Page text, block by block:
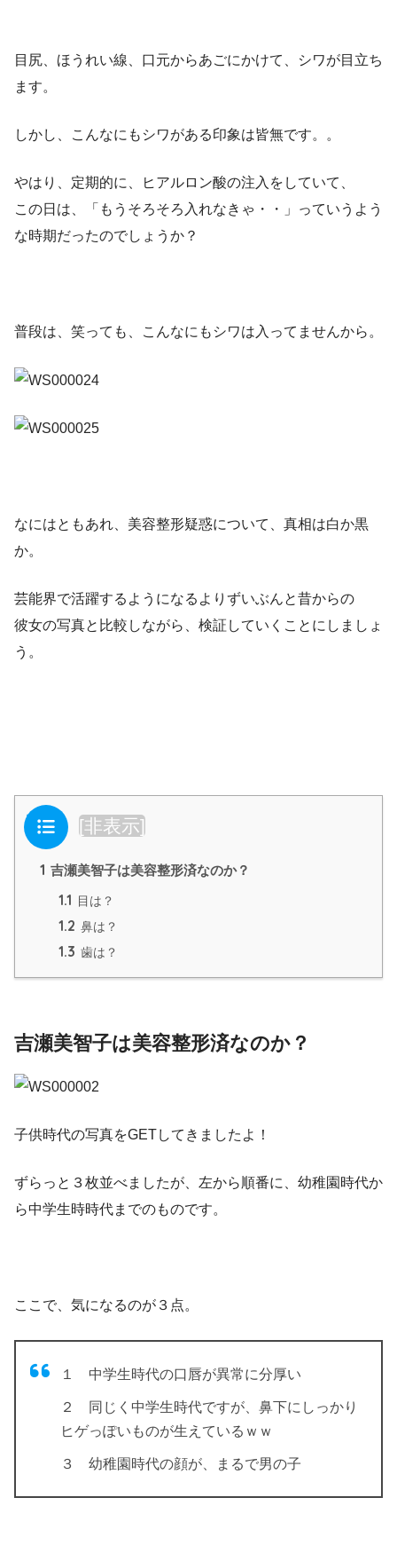
目尻、ほうれい線、口元からあごにかけて、シワが目立ち
ます。
しかし、こんなにもシワがある印象は皆無です。。
やはり、定期的に、ヒアルロン酸の注入をしていて、
この日は、「もうそろそろ入れなきゃ・・」っていうよう
な時期だったのでしょうか？
普段は、笑っても、こんなにもシワは入ってませんから。
なにはともあれ、美容整形疑惑について、真相は白か黒
か。
芸能界で活躍するようになるよりずいぶんと昔からの
彼女の写真と比較しながら、検証していくことにしましょ
う。
目次 [非表示]
1 吉瀬美智子は美容整形済なのか？
1.1 目は？
1.2 鼻は？
1.3 歯は？
吉瀬美智子は美容整形済なのか？
子供時代の写真をGETしてきましたよ！
ずらっと３枚並べましたが、左から順番に、幼稚園時代か
ら中学生時時代までのものです。
ここで、気になるのが３点。
１ 中学生時代の口唇が異常に分厚い
２ 同じく中学生時代ですが、鼻下にしっかり
ヒゲっぽいものが生えているｗｗ
３ 幼稚園時代の顔が、まるで男の子